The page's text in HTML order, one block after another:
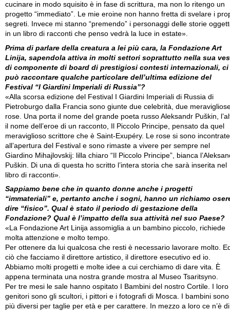
cucinare in modo squisito è in fase di scrittura, ma non lo ritengo un
progetto “immediato”. Le mie eroine non hanno fretta di svelare i
segreti. Invece mi stanno “premendo” i personaggi delle storie
in un libro di racconti che penso vedrà la luce in estate».
Prima di parlare della creatura a lei più cara, la Fondazione Art
Linija, sapendola attiva in molti settori soprattutto nella sua
di componente di board di prestigiosi contesti internazionali, ci
può raccontare qualche particolare dell’ultima edizione del
Festival “I Giardini Imperiali di Russia”?
«Alla scorsa edizione del Festival I Giardini Imperiali di Russia di
Pietroburgo dalla Francia sono giunte due celebrità, due
rose. Una porta il nome del grande poeta russo Aleksandr Puškin,
il nome dell’eroe di un racconto, Il Piccolo Principe, pensato da quel
meraviglioso scrittore che è Saint-Exupéry. Le rose si sono incontrate
all’apertura del Festival e sono rimaste a vivere per sempre nel
Giardino Mihajlovskij: lilla chiaro “Il Piccolo Principe”, bianca
Puškin. Di una di questa ho scritto l’intera storia che sarà inserita nel
libro di racconti».
Sappiamo bene che in quanto donne anche i progetti
“immateriali” e, pertanto anche i sogni, hanno un richiamo
dire “fisico”. Qual è stato il periodo di gestazione della
Fondazione? Qual è l’impatto della sua attività nel suo Paese?
«La Fondazione Art Linija assomiglia a un bambino piccolo, richiede
molta attenzione e molto tempo.
Per ottenere da lui qualcosa che resti è necessario lavorare molto.
ciò che facciamo il direttore artistico, il direttore esecutivo ed io.
Abbiamo molti progetti e molte idee a cui cerchiamo di dare vita. È
appena terminata una nostra grande mostra al Museo Tsaritsyno.
Per tre mesi le sale hanno ospitato I Bambini del nostro Cortile. I loro
genitori sono gli scultori, i pittori e i fotografi di Mosca. I bambini
più diversi per taglie per età e per carattere. In mezzo a loro ce n’è di